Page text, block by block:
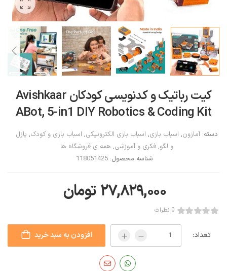
کیت رباتیک و کدنویسی کودکان Avishkaar
ABot, 5-in1 DIY Robotics & Coding Kit
دسته: آمازون, اسباب بازی, اسباب بازی الکترونیکی, اسباب بازی و کودک, پازل
و لگو, فکری و آموزشی, همه ی فروشگاه ها
شناسه محصول:118051425
۲۷,۸۲۹,۰۰۰ تومان
0 نظرات
تعداد: افزودن به سبد خرید